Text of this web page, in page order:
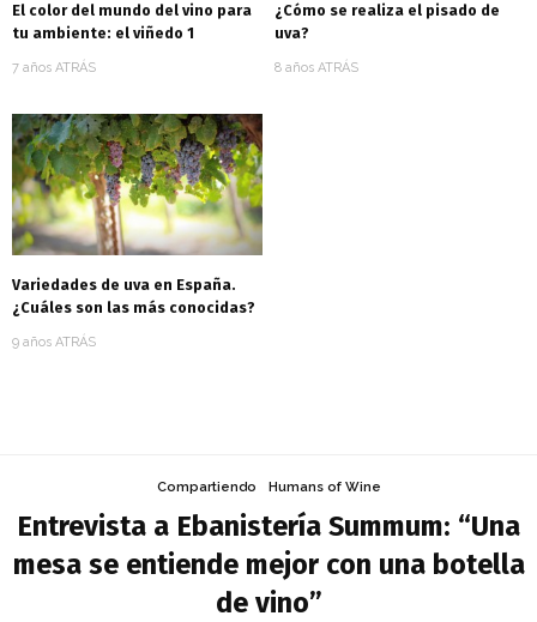
El color del mundo del vino para
tu ambiente: el viñedo 1
7 años ATRÁS
¿Cómo se realiza el pisado de
uva?
8 años ATRÁS
Variedades de uva en España.
¿Cuáles son las más conocidas?
9 años ATRÁS
Compartiendo Humans of Wine
Entrevista a Ebanistería Summum: “Una
mesa se entiende mejor con una botella
de vino”